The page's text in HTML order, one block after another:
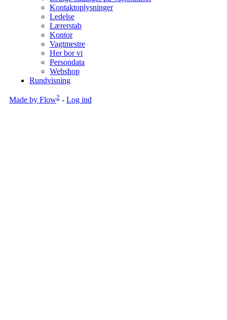
Kontaktoplysninger
Ledelse
Lærerstab
Kontor
Vagtmestre
Her bor vi
Persondata
Webshop
Rundvisning
Made by Flow2 - Log ind